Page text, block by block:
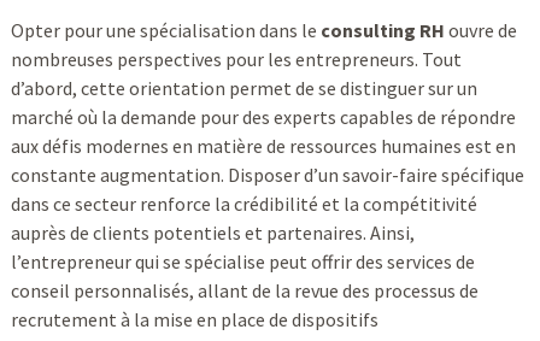
Opter pour une spécialisation dans le consulting RH ouvre de
nombreuses perspectives pour les entrepreneurs. Tout
d’abord, cette orientation permet de se distinguer sur un
marché où la demande pour des experts capables de répondre
aux défis modernes en matière de ressources humaines est en
constante augmentation. Disposer d’un savoir-faire spécifique
dans ce secteur renforce la crédibilité et la compétitivité
auprès de clients potentiels et partenaires. Ainsi,
l’entrepreneur qui se spécialise peut offrir des services de
conseil personnalisés, allant de la revue des processus de
recrutement à la mise en place de dispositifs